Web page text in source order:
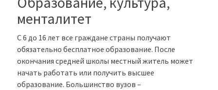
менталитет
С 6 до 16 лет все граждане страны получают
обязательно бесплатное образование. После
окончания средней школы местный житель может
начать работать или получить высшее
образование. Большинство вузов –